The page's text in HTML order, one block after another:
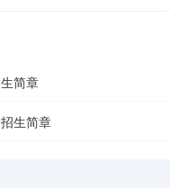
简章
生简章